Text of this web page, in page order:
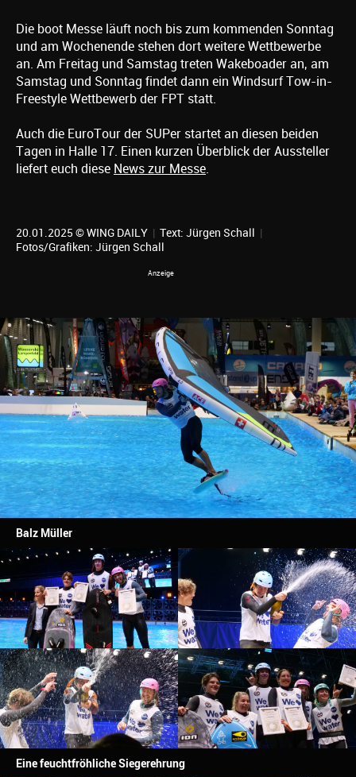
Die boot Messe läuft noch bis zum kommenden Sonntag
und am Wochenende stehen dort weitere Wettbewerbe
an. Am Freitag und Samstag treten Wakeboader an, am
Samstag und Sonntag findet dann ein Windsurf Tow-in-
Freestyle Wettbewerb der FPT statt.
Auch die EuroTour der SUPer startet an diesen beiden
Tagen in Halle 17. Einen kurzen Überblick der Aussteller
liefert euch diese News zur Messe
20.01.2025 © WING DAILY | Text: Jürgen Schall |
Fotos/Grafiken: Jürgen Schall
Balz Müller
Eine feuchtfröhliche Siegerehrung